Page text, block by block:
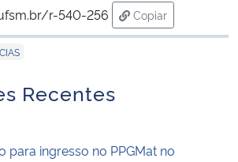
r-540-256
Copiar
para área de
Recentes
para ingresso no PPGMat no